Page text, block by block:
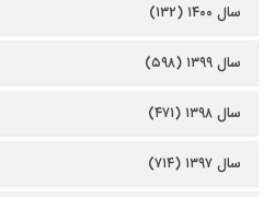
سال ۱۴۰۰ (۱۳۲)
سال ۱۳۹۹ (۵۹۸)
سال ۱۳۹۸ (۴۷۱)
سال ۱۳۹۷ (۷۱۴)